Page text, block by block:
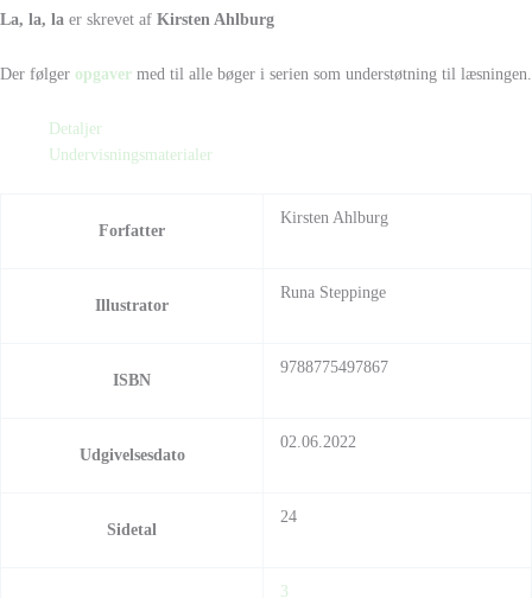
La, la, la er skrevet af Kirsten Ahlburg
Der følger opgaver med til alle bøger i serien som understøtning til læsningen.
Detaljer
Undervisningsmaterialer
Forfatter
Kirsten Ahlburg
Illustrator
Runa Steppinge
ISBN
9788775497867
Udgivelsesdato
02.06.2022
Sidetal
24
3